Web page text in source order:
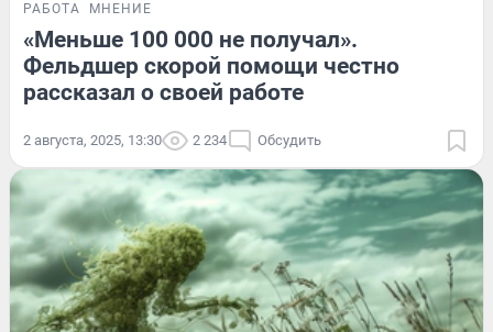
РАБОТА МНЕНИЕ
«Меньше 100 000 не получал».
Фельдшер скорой помощи честно
рассказал о своей работе
2 августа, 2025, 13:30 2 234 Обсудить